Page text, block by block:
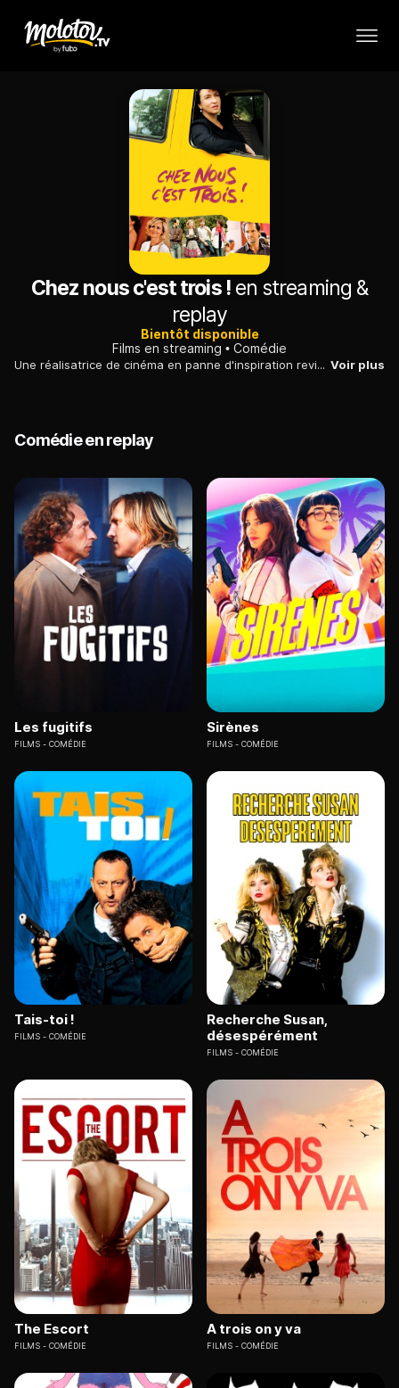
Chez nous c'est trois !en streaming &
replay
Bientôt disponible
Films en streaming
Comédie
Une réalisatrice de cinéma en panne d'inspiration revient dans sa région natale présenter son deuxième film. Elle y trouve un vrai sens à sa carrière. Voir plus
Comédie en replay
Les fugitifs
FILMS COMÉDIE
Sirènes
FILMS COMÉDIE
Tais-toi !
FILMS COMÉDIE
Recherche Susan,
désespérément
FILMS COMÉDIE
The Escort
FILMS COMÉDIE
A trois on y va
FILMS COMÉDIE